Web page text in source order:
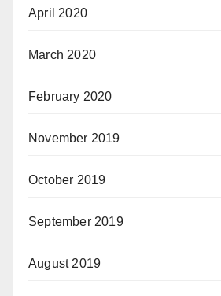
April 2020
March 2020
February 2020
November 2019
October 2019
September 2019
August 2019